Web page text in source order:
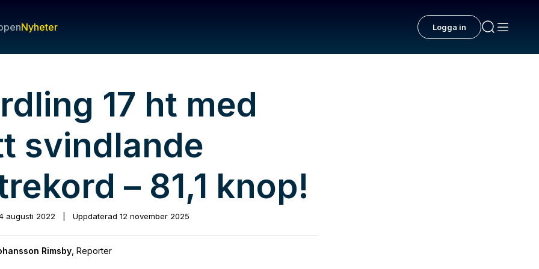
Nyheter Logga in
17 ht med
svindlande
– 81,1 knop!
augusti 2022 Uppdaterad 12 november 2025
Rimsby Reporter